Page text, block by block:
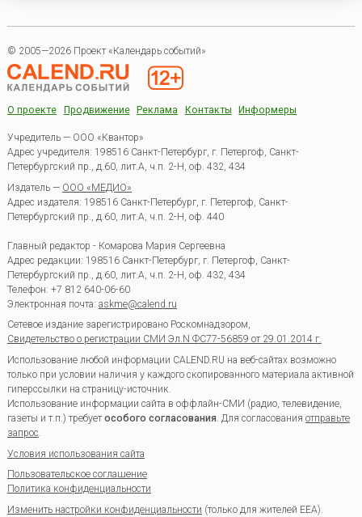
© 2005—2026 Проект «Календарь событий»
О проекте Продвижение Реклама Контакты Информеры
Учредитель — ООО «Квантор»
Адрес учредителя: 198516 Санкт-Петербург, г. Петергоф, Санкт-
Петербургский пр., д.60, лит.А, ч.п. 2-Н, оф. 432, 434
Издатель — ООО «МЕДИО»
Адрес издателя: 198516 Санкт-Петербург, г. Петергоф, Санкт-
Петербургский пр., д.60, лит.А, ч.п. 2-Н, оф. 440
Главный редактор - Комарова Мария Сергеевна
Адрес редакции: 198516 Санкт-Петербург, г. Петергоф Санкт-
Петербургский пр., д.60, лит.А, ч.п. 2-Н, оф. 432, 434
Телефон: +7 812 640-06-60
Электронная почта: askme@calend.ru
Сетевое издание зарегистрировано Роскомнадзором,
Свидетельство о регистрации СМИ Эл.N ФС77-56859 от 29.01.2014 г.
Использование любой информации CALEND.RU на веб-сайтах возможно
только при условии наличия у каждого скопированного материала активной
гиперссылки на страницу-источник.
Использование информации сайта в оффлайн-СМИ (радио, телевидение,
газеты и т.п.) требуетособого согласования. Для согласования отправьте
запрос.
Условия использования сайта
Пользовательское соглашение
Политика конфиденциальности
Изменить настройки конфиденциальности (только для жителей EEA).